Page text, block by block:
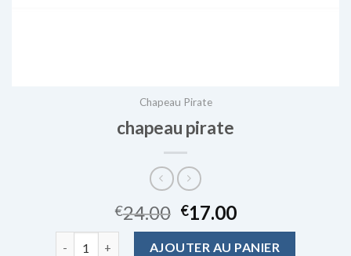
Chapeau Pirate
chapeau pirate
€24.00 €17.00
quantité de chapeau pirateAJOUTER AU PANIER